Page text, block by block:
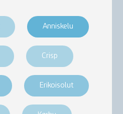
Anniskelu
Crisp
Erikoisolut